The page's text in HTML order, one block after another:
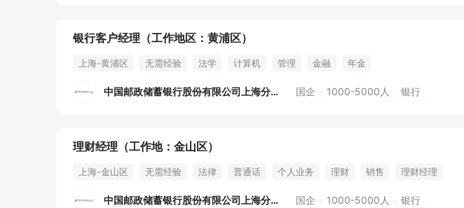
银行客户经理（工作地区：黄浦区）
上海-黄浦区 无需经验 法学 计算机 管理 金融 年金
中国邮政储蓄银行股份有限公司上海分行 国企 1000-5000人 银行
理财经理（工作地：金山区）
上海-金山区 无需经验 法律 普通话 个人业务 理财 销售 理财经理
中国邮政储蓄银行股份有限公司上海分行 国企 1000-5000人 银行